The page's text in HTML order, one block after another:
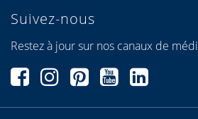
Suivez-nous
Restez à jour sur nos canaux de